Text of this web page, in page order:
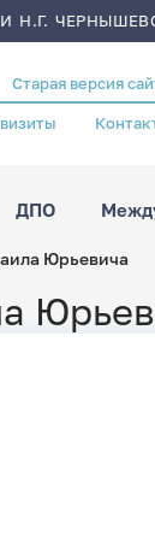
Н.Г.
Старая версия
ДПО
Юрьевича